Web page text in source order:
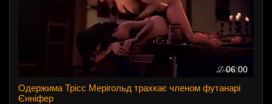
06:00
Одержима Трісс Мерігольд трахкає членом футанарі
Єнніфер